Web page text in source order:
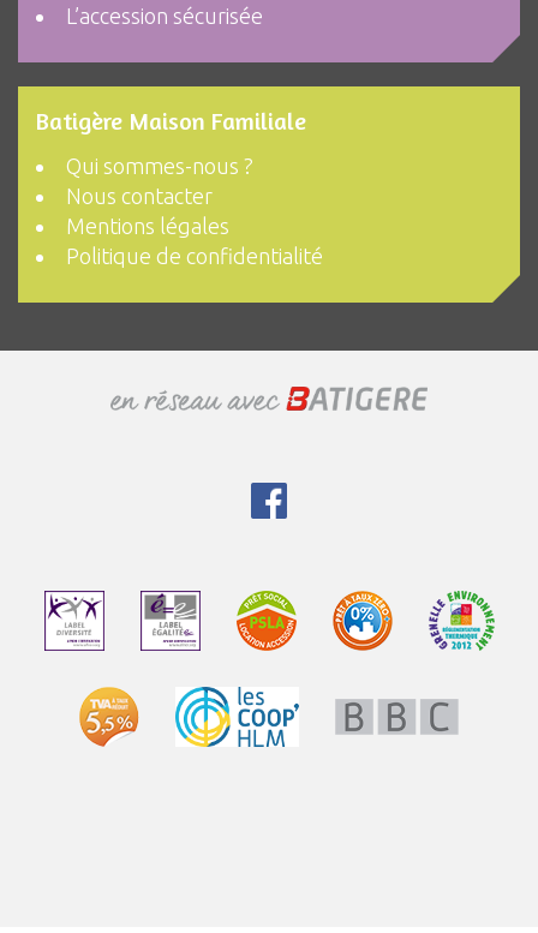
L’accession sécurisée
Batigère Maison Familiale
Qui sommes-nous ?
Nous contacter
Mentions légales
Politique de confidentialité